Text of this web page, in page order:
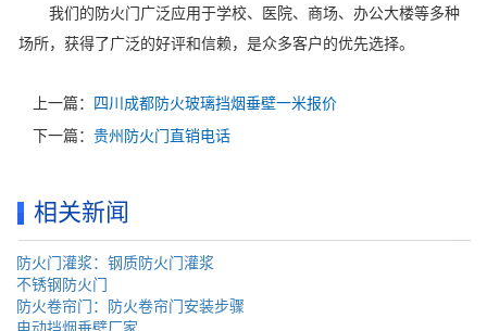
我们的防火门广泛应用于学校、医院、商场、办公大楼等多种
场所，获得了广泛的好评和信赖，是众多客户的优先选择。
上一篇：
四川成都防火玻璃挡烟垂壁一米报价
下一篇： 贵州防火门直销电话
相关新闻
防火门灌浆：钢质防火门灌浆
不锈钢防火门
防火卷帘门：防火卷帘门安装步骤